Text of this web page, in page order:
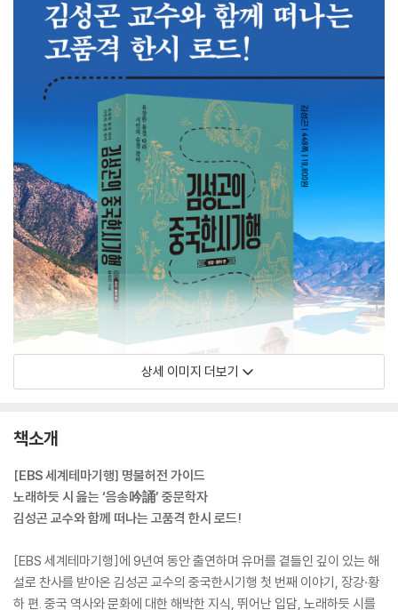
상세 이미지 더보기
책소개
[EBS 세계테마기행] 명불허전 가이드
노래하듯 시 읊는 ‘음송吟誦’ 중문학자
김성곤 교수와 함께 떠나는 고품격 한시 로드!
[EBS 세계테마기행]에 9년여 동안 출연하며 유머를 곁들인 깊이 있는 해
설로 찬사를 받아온 김성곤 교수의 중국한시기행 첫 번째 이야기, 장강·황
하 편. 중국 역사와 문화에 대한 해박한 지식, 뛰어난 입담, 노래하듯 시를